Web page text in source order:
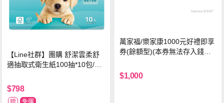
【Line社群】團購 舒潔雲柔舒
適抽取式衛生紙100抽*10包/6
$798
萬家福/樂家康1000元好禮即享
券(餘額型)(本券無法存入錢包
$1,000